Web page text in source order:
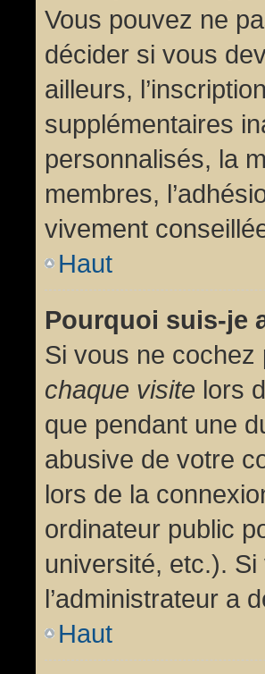
Vous pouvez ne
décider si vous
ailleurs,
supplémentaires
personnalisés, la
membres,
vivement
Haut
Pourquoi suis-je
Si vous ne
chaque visite lors
que pendant une
abusive de votre
lors de la
ordinateur public
université, etc.).
l’administrateur a
Haut